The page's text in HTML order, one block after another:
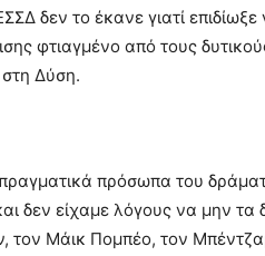
δεν το έκανε γιατί επιδίωξε
φτιαγμένο από τους
Δύση.
πρόσωπα του
δεν είχαμε λόγους να μην τα
τον Μάικ Πομπέο, τον